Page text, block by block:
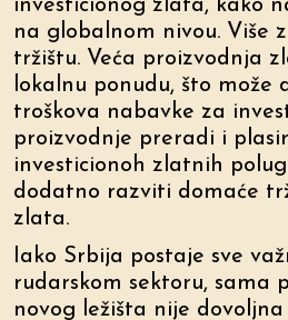
investicionog zlata, kako
na globalnom nivou. Više
tržištu. Veća proizvodnja
lokalnu ponudu, što može
troškova nabavke za
proizvodnje preradi i
investicionoh zlatnih
dodatno razviti domaće
zlata.
Iako Srbija postaje sve
rudarskom sektoru, sama
novog ležišta nije